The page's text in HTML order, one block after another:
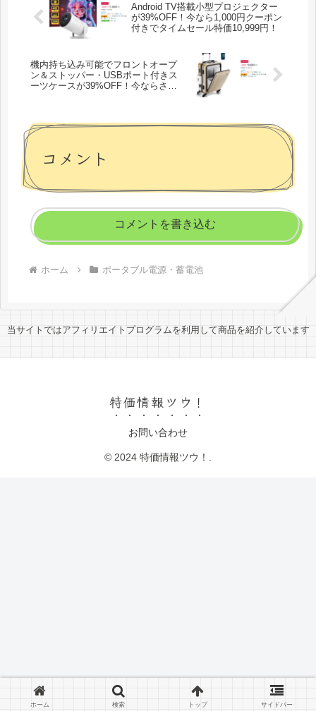
Android TV搭載小型プロジェクター
が39%OFF！今なら1,000円クーポン
付きでタイムセール特価10,999円！
機内持ち込み可能でフロントオープ
ン＆ストッパー・USBポート付きス
ーツケースが39%OFF！今ならさら
コメント
コメントを書き込む
ホーム ポータブル電源・蓄電池
当サイトではアフィリエイトプログラムを利用して商品を紹介しています
特価情報ツウ！
お問い合わせ
© 2024 特価情報ツウ！.
ホーム 検索 トップ サイドバー